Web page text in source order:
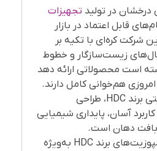
تجهیزات
قابل اعتماد در بازار
شرکت کره‌ای با تکیه بر
زیست‌سازگار و خطوط
است محصولاتی ارائه دهد
امروزی هم‌خوانی کامل دارند.
یکی از مزیت‌های رقابتی برند HDC، طراحی
آسان، پایداری شیمیایی
بافت دهان است.
در سال‌های اخیر، کامپوزیت‌های برند HDC به‌ویژه